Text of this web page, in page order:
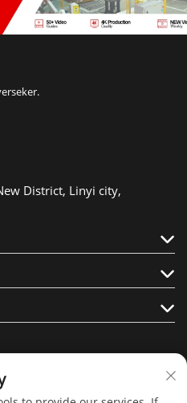
District, Linyi city,